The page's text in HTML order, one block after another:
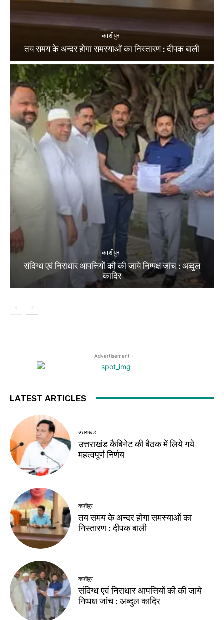
काशीपुर
तय समय के अन्दर होगा समस्याओं का निस्तारण : दीपक बाली
काशीपुर
संदिग्ध एवं निराधार आपत्तियों की की जाये निष्पक्ष जांच : अब्दुल
कादिर
- Advertisement -
LATEST ARTICLES
उत्तराखंड
उत्तराखंड कैबिनेट की बैठक में लिये गये
महत्वपूर्ण निर्णय
काशीपुर
तय समय के अन्दर होगा समस्याओं का
निस्तारण : दीपक बाली
काशीपुर
संदिग्ध एवं निराधार आपत्तियों की की जाये
निष्पक्ष जांच : अब्दुल कादिर